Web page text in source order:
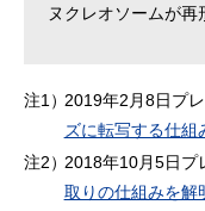
ヌクレオソームが再
注1）2019年2月8日プ
ズに転写する仕組
注2）2018年10月5日プ
取りの仕組みを解